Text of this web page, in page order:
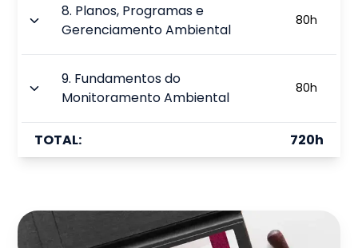
8. Planos, Programas e
Gerenciamento Ambiental
80h
9. Fundamentos do
Monitoramento Ambiental
80h
TOTAL: 720h